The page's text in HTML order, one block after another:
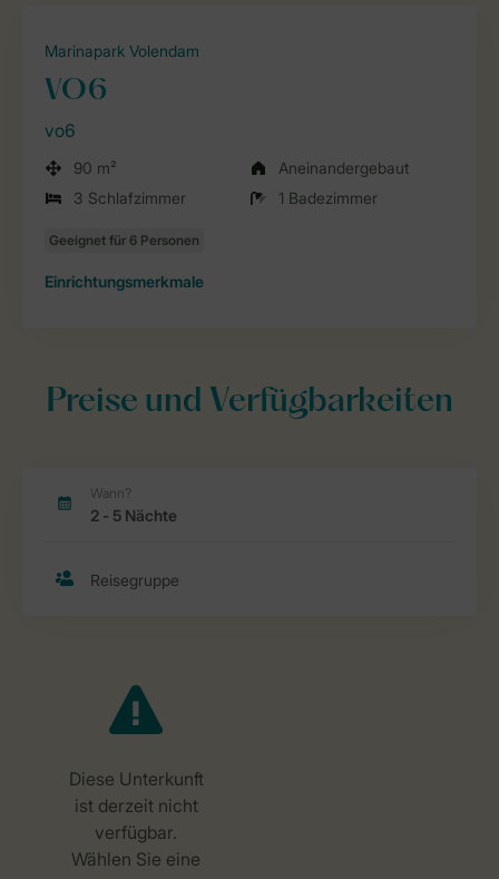
Marinapark Volendam
VO6
vo6
90 m²
Aneinandergebaut
3 Schlafzimmer
1 Badezimmer
Einrichtungsmerkmale
Preise und Verfügbarkeiten